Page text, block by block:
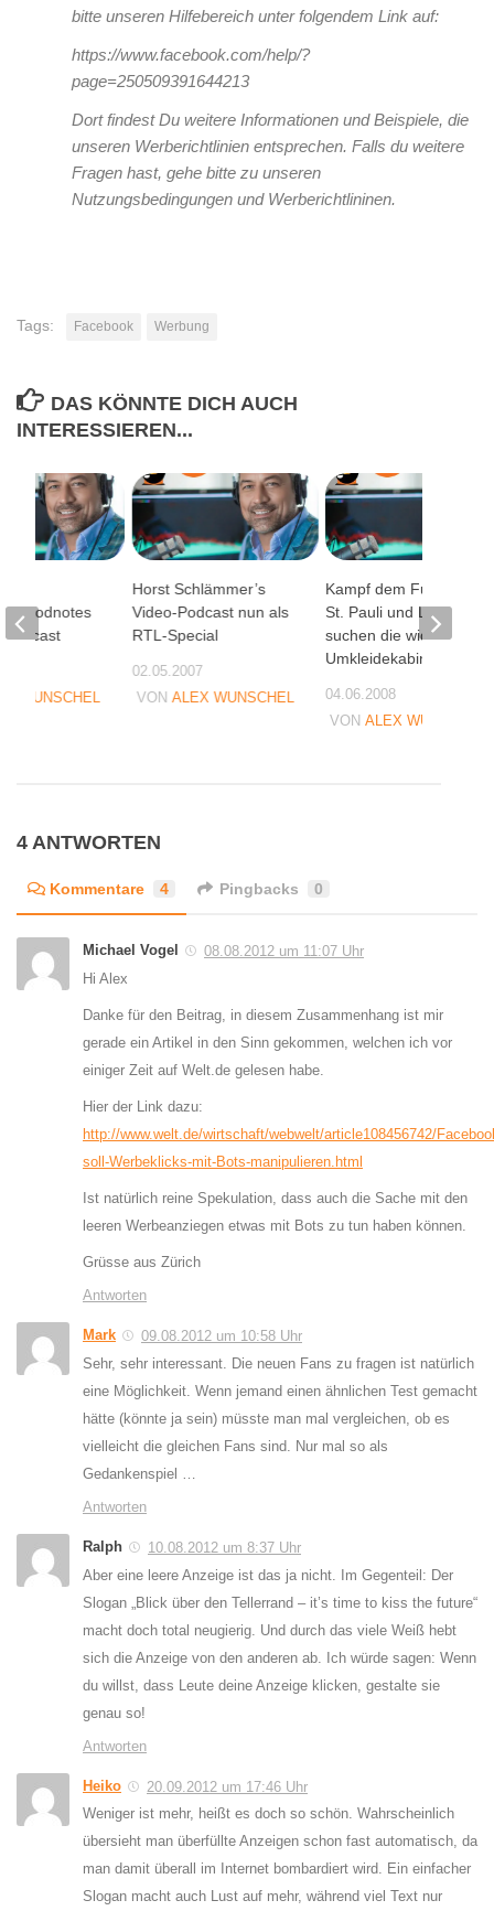
bitte unseren Hilfebereich unter folgendem Link auf:
https://www.facebook.com/help/?
page=250509391644213
Dort findest Du weitere Informationen und Beispiele, die
unseren Werberichtlinien entsprechen. Falls du weitere
Fragen hast, gehe bitte zu unseren
Nutzungsbedingungen und Werberichtlininen.
Tags: Facebook Werbung
DAS KÖNNTE DICH AUCH
INTERESSIEREN...
Horst Schlämmer’s
Video-Podcast nun als
RTL-Special
02.05.2007
VONALEX WUNSCHEL
Kampf dem Fusspilz:
St. Pauli und Lamisil
suchen die widerlichste
Umkleidekabine
04.06.2008
VONALEX WUNSCHEL
Podnotes
Podcast
WUNSCHEL
4 ANTWORTEN
Kommentare 4 Pingbacks 0
Michael Vogel
08.08.2012 um 11:07 Uhr
Hi Alex
Danke für den Beitrag, in diesem Zusammenhang ist mir
gerade ein Artikel in den Sinn gekommen, welchen ich vor
einiger Zeit auf Welt.de gelesen habe.
Hier der Link dazu:
http://www.welt.de/wirtschaft/webwelt/article108456742/
soll-Werbeklicks-mit-Bots-manipulieren.html
Ist natürlich reine Spekulation, dass auch die Sache mit den
leeren Werbeanziegen etwas mit Bots zu tun haben können.
Grüsse aus Zürich
Antworten
Mark
09.08.2012 um 10:58 Uhr
Sehr, sehr interessant. Die neuen Fans zu fragen ist natürlich
eine Möglichkeit. Wenn jemand einen ähnlichen Test gemacht
hätte (könnte ja sein) müsste man mal vergleichen, ob es
vielleicht die gleichen Fans sind. Nur mal so als
Gedankenspiel …
Antworten
Ralph
10.08.2012 um 8:37 Uhr
Aber eine leere Anzeige ist das ja nicht. Im Gegenteil: Der
Slogan „Blick über den Tellerrand – it’s time to kiss the future“
macht doch total neugierig. Und durch das viele Weiß hebt
sich die Anzeige von den anderen ab. Ich würde sagen: Wenn
du willst, dass Leute deine Anzeige klicken, gestalte sie
genau so!
Antworten
Heiko
20.09.2012 um 17:46 Uhr
Weniger ist mehr, heißt es doch so schön. Wahrscheinlich
übersieht man überfüllte Anzeigen schon fast automatisch, da
man damit überall im Internet bombardiert wird. Ein einfacher
Slogan macht auch Lust auf mehr, während viel Text nur